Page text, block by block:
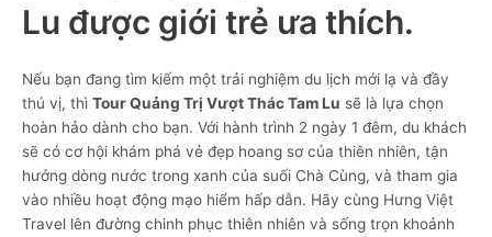
Lu được giới trẻ ưa thích.
Nếu bạn đang tìm kiếm một trải nghiệm du lịch mới lạ và đầy
thú vị, thì Tour Quảng Trị Vượt Thác Tam Lu sẽ là lựa chọn
hoàn hảo dành cho bạn. Với hành trình 2 ngày 1 đêm, du khách
sẽ có cơ hội khám phá vẻ đẹp hoang sơ của thiên nhiên, tận
hưởng dòng nước trong xanh của suối Chà Cùng, và tham gia
vào nhiều hoạt động mạo hiểm hấp dẫn. Hãy cùng Hưng Việt
Travel lên đường chinh phục thiên nhiên và sống trọn khoảnh